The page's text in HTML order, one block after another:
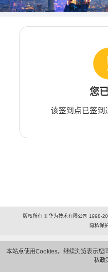
本站点使用Cookies，继续浏览表示您
私政
您
该签到点已签到
版权所有 © 华为技术有限公司 1998-
隐私保